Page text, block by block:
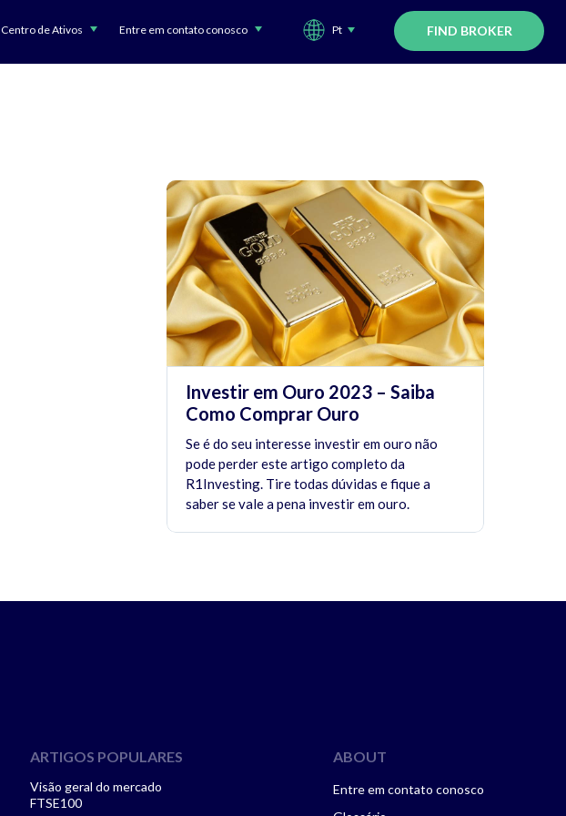
Centro de Ativos Entre em contato conosco Pt FIND BROKER
Investir em Ouro 2023 – Saiba
Como Comprar Ouro
Se é do seu interesse investir em ouro não
pode perder este artigo completo da
R1Investing. Tire todas dúvidas e fique a
saber se vale a pena investir em ouro.
ARTIGOS POPULARES
Visão geral do mercado
FTSE100
ABOUT
Entre em contato conosco